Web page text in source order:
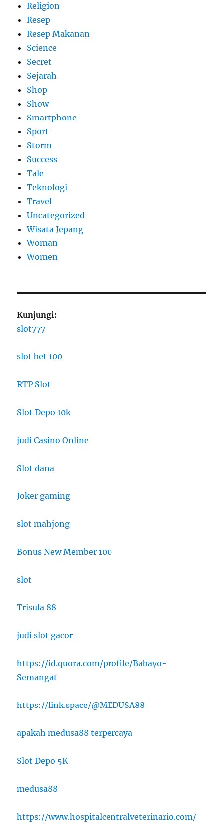
Religion
Resep
Resep Makanan
Science
Secret
Sejarah
Shop
Show
Smartphone
Sport
Storm
Success
Tale
Teknologi
Travel
Uncategorized
Wisata Jepang
Woman
Women
Kunjungi:
slot777
slot bet 100
RTP Slot
Slot Depo 10k
judi Casino Online
Slot dana
Joker gaming
slot mahjong
Bonus New Member 100
slot
Trisula 88
judi slot gacor
https://id.quora.com/profile/Babayo-
Semangat
https://link.space/@MEDUSA88
apakah medusa88 terpercaya
Slot Depo 5K
medusa88
https://www.hospitalcentralveterinario.com/